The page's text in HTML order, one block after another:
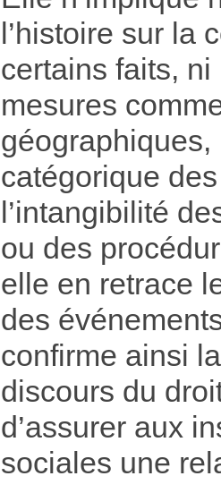
l’histoire sur la
certains faits, ni
mesures
catégorique
l’intangibilité
ou des
elle en retrace
des
confirme ainsi
discours du
d’assurer aux
sociales une